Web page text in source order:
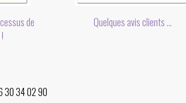
de
Quelques avis clients ...
30 34 02 90